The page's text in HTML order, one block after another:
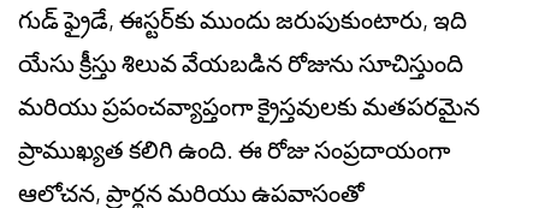
గుడ్ ఫ్రైడే, ఈస్టర్‌కు ముందు జరుపుకుంటారు, ఇది
యేసు క్రీస్తు శిలువ వేయబడిన రోజును సూచిస్తుంది
మరియు ప్రపంచవ్యాప్తంగా క్రైస్తవులకు మతపరమైన
ప్రాముఖ్యత కలిగి ఉంది. ఈ రోజు సంప్రదాయంగా
ఆలోచన, ప్రార్థన మరియు ఉపవాసంతో